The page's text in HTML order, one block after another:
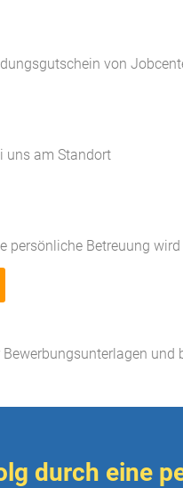
von
uns am Standort
persönliche Betreuung
durch eine